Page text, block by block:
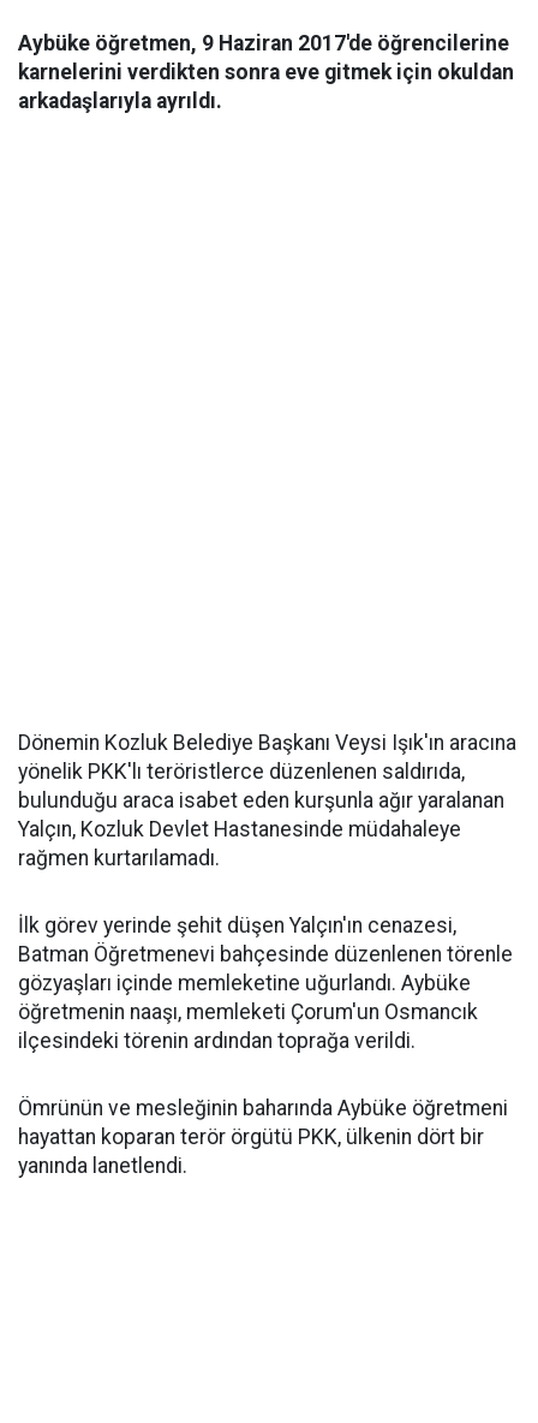
Aybüke öğretmen, 9 Haziran 2017'de öğrencilerine
karnelerini verdikten sonra eve gitmek için okuldan
arkadaşlarıyla ayrıldı.
Dönemin Kozluk Belediye Başkanı Veysi Işık'ın aracına
yönelik PKK'lı teröristlerce düzenlenen saldırıda,
bulunduğu araca isabet eden kurşunla ağır yaralanan
Yalçın, Kozluk Devlet Hastanesinde müdahaleye
rağmen kurtarılamadı.
İlk görev yerinde şehit düşen Yalçın'ın cenazesi,
Batman Öğretmenevi bahçesinde düzenlenen törenle
gözyaşları içinde memleketine uğurlandı. Aybüke
öğretmenin naaşı, memleketi Çorum'un Osmancık
ilçesindeki törenin ardından toprağa verildi.
Ömrünün ve mesleğinin baharında Aybüke öğretmeni
hayattan koparan terör örgütü PKK, ülkenin dört bir
yanında lanetlendi.